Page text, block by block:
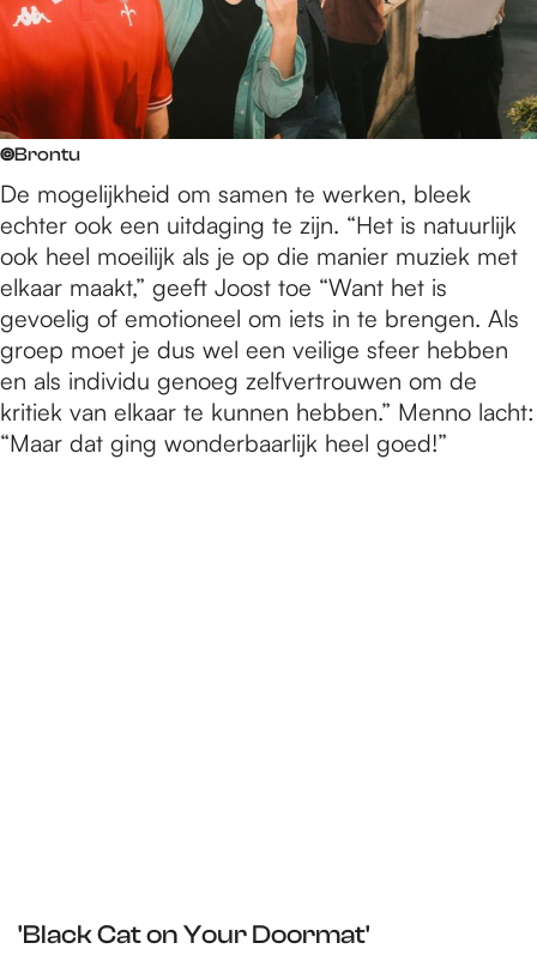
©Brontu
De mogelijkheid om samen te werken, bleek
echter ook een uitdaging te zijn. “Het is natuurlijk
ook heel moeilijk als je op die manier muziek met
elkaar maakt,” geeft Joost toe “Want het is
gevoelig of emotioneel om iets in te brengen. Als
groep moet je dus wel een veilige sfeer hebben
en als individu genoeg zelfvertrouwen om de
kritiek van elkaar te kunnen hebben.” Menno lacht:
“Maar dat ging wonderbaarlijk heel goed!”
'Black Cat on Your Doormat'